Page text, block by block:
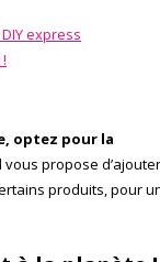
express
optez pour la
propose d’ajouter
produits, pour